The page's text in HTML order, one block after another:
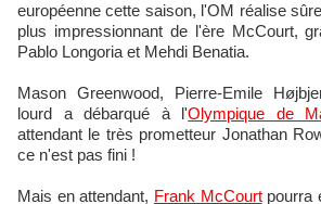
européenne cette saison, l'OM réalise
plus impressionnant de l'ère McCourt,
Pablo Longoria et Mehdi Benatia.
Mason Greenwood, Pierre-Emile
lourd a débarqué à l'Olympique de
attendant le très prometteur Jonathan
ce n'est pas fini !
Mais en attendant, Frank McCourtpourra